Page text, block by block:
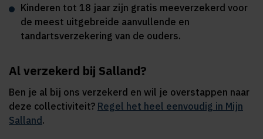
Kinderen tot 18 jaar zijn gratis meeverzekerd voor
de meest uitgebreide aanvullende en
tandartsverzekering van de ouders.
Al verzekerd bij Salland?
Ben je al bij ons verzekerd en wil je overstappen naar
deze collectiviteit? Regel het heel eenvoudig in Mijn
Salland .